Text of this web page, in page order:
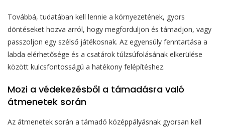
Továbbá, tudatában kell lennie a környezetének, gyors
döntéseket hozva arról, hogy megforduljon és támadjon, vagy
passzoljon egy szélső játékosnak. Az egyensúly fenntartása a
labda elérhetősége és a csatárok túlzsúfolásának elkerülése
között kulcsfontosságú a hatékony felépítéshez.
Mozi a védekezésből a támadásra való
átmenetek során
Az átmenetek során a támadó középpályásnak gyorsan kell